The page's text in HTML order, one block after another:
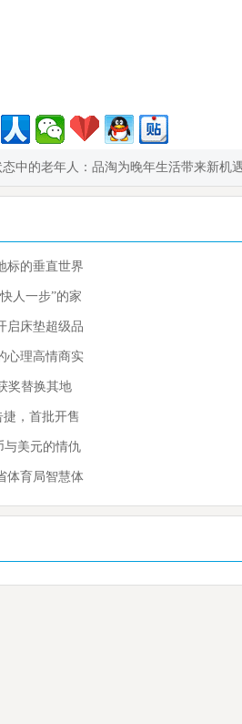
中的老年人：品淘为晚年生活带来新机
标的垂直世界
人一步”的家
启床垫超级品
心理高情商实
奖替换其地
，首批开售
与美元的情仇
体育局智慧体